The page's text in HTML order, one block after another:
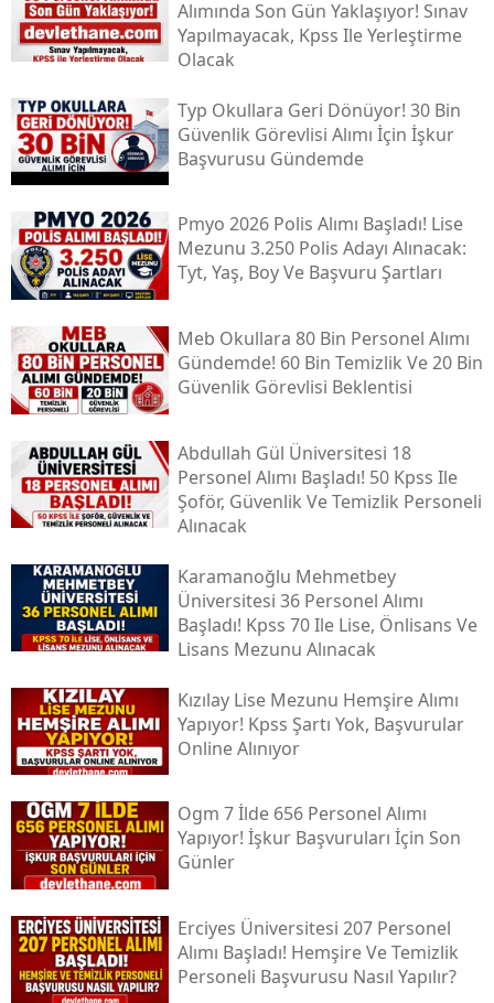
Alımında Son Gün Yaklaşıyor! Sınav
Yapılmayacak, Kpss Ile Yerleştirme
Olacak
Typ Okullara Geri Dönüyor! 30 Bin
Güvenlik Görevlisi Alımı İçin İşkur
Başvurusu Gündemde
Pmyo 2026 Polis Alımı Başladı! Lise
Mezunu 3.250 Polis Adayı Alınacak:
Tyt, Yaş, Boy Ve Başvuru Şartları
Meb Okullara 80 Bin Personel Alımı
Gündemde! 60 Bin Temizlik Ve 20 Bin
Güvenlik Görevlisi Beklentisi
Abdullah Gül Üniversitesi 18
Personel Alımı Başladı! 50 Kpss Ile
Şoför, Güvenlik Ve Temizlik Personeli
Alınacak
Karamanoğlu Mehmetbey
Üniversitesi 36 Personel Alımı
Başladı! Kpss 70 Ile Lise, Önlisans Ve
Lisans Mezunu Alınacak
Kızılay Lise Mezunu Hemşire Alımı
Yapıyor! Kpss Şartı Yok, Başvurular
Online Alınıyor
Ogm 7 İlde 656 Personel Alımı
Yapıyor! İşkur Başvuruları İçin Son
Günler
Erciyes Üniversitesi 207 Personel
Alımı Başladı! Hemşire Ve Temizlik
Personeli Başvurusu Nasıl Yapılır?